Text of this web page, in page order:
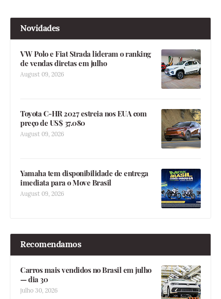
Novidades
VW Polo e Fiat Strada lideram o ranking
de vendas diretas em julho
August 09, 2026
Toyota C-HR 2027 estreia nos EUA com
preço de US$ 37.080
August 09, 2026
Yamaha tem disponibilidade de entrega
imediata para o Move Brasil
August 09, 2026
Recomendamos
Carros mais vendidos no Brasil em julho
— dia 30
julho 30, 2026